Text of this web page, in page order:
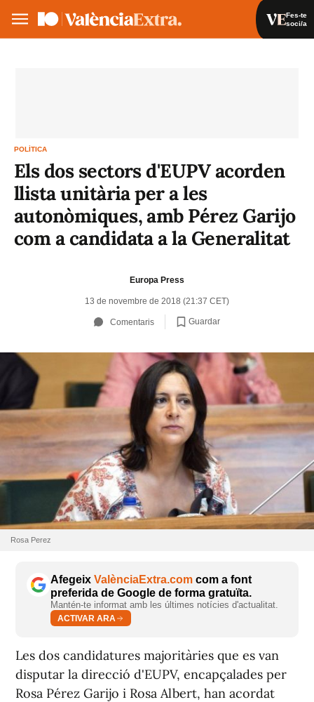
Fes-te
soci/a
POLÍTICA
Els dos sectors d'EUPV acorden
llista unitària per a les
autonòmiques, amb Pérez Garijo
com a candidata a la Generalitat
Europa Press
13 de novembre de 2018 (21:37 CET)
Comentaris Guardar
Rosa Perez
Afegeix ValènciaExtra.com com a font
preferida de Google de forma gratuïta.
Mantén-te informat amb les últimes notícies d'actualitat.
ACTIVAR ARA
Les dos candidatures majoritàries que es van
disputar la direcció d'EUPV, encapçalades per
Rosa Pérez Garijo i Rosa Albert, han acordat